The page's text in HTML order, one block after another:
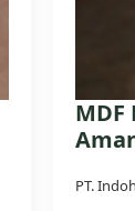
PT.